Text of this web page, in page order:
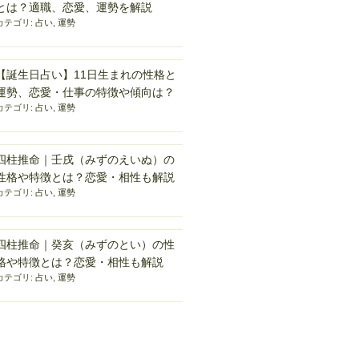
は？適職、恋愛、運勢を解説
テゴリ: 占い, 運勢
【誕生日占い】11日生まれの性格と
勢、恋愛・仕事の特徴や傾向は？
テゴリ: 占い, 運勢
柱推命｜壬戌（みずのえいぬ）の
格や特徴とは？恋愛・相性も解説
テゴリ: 占い, 運勢
柱推命｜癸亥（みずのとい）の性
や特徴とは？恋愛・相性も解説
テゴリ: 占い, 運勢